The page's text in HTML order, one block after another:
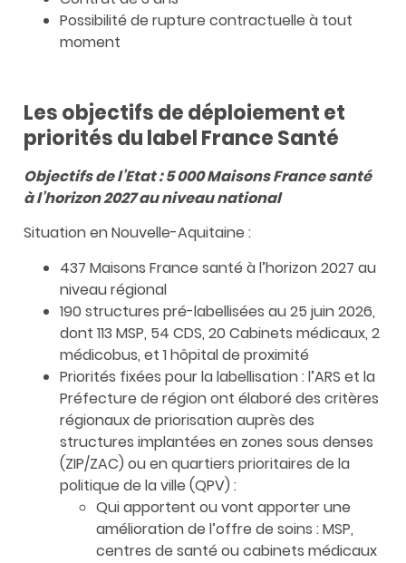
Possibilité de rupture contractuelle à tout
moment
Les objectifs de déploiement et
priorités du label France Santé
Objectifs de l’Etat : 5 000 Maisons France santé
à l’horizon 2027 au niveau national
Situation en Nouvelle-Aquitaine :
437 Maisons France santé à l’horizon 2027 au
niveau régional
190 structures pré-labellisées au 25 juin 2026,
dont 113 MSP, 54 CDS, 20 Cabinets médicaux, 2
médicobus, et 1 hôpital de proximité
Priorités fixées pour la labellisation : l’ARS et la
Préfecture de région ont élaboré des critères
régionaux de priorisation auprès des
structures implantées en zones sous denses
(ZIP/ZAC) ou en quartiers prioritaires de la
politique de la ville (QPV) :
Qui apportent ou vont apporter une
amélioration de l’offre de soins : MSP,
centres de santé ou cabinets médicaux